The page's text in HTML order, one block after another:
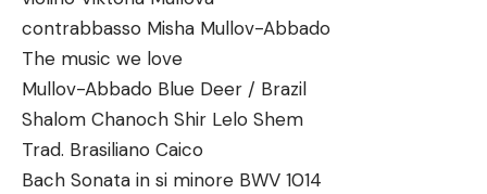
contrabbasso Misha Mullov-Abbado
The music we love
Mullov-Abbado Blue Deer / Brazil
Shalom Chanoch Shir Lelo Shem
Trad. Brasiliano Caico
Bach Sonata in si minore BWV 1014